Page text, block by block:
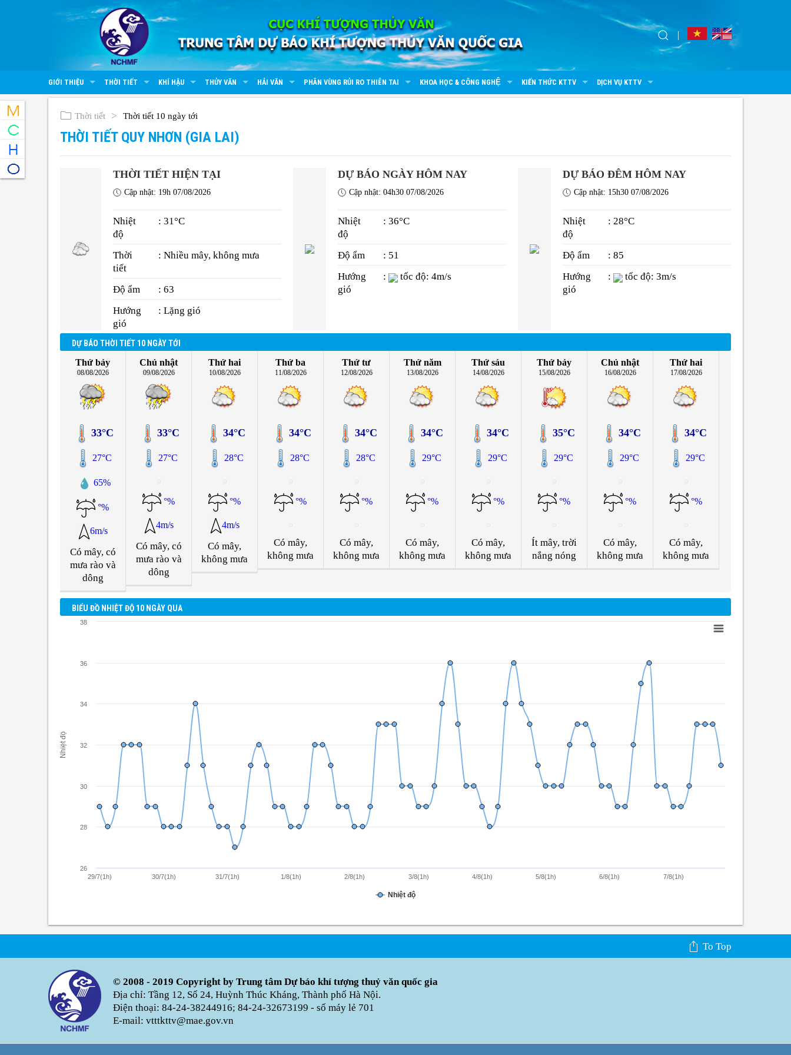
GIỚI THIỆU THỜI TIẾT KHÍ HẬU THỦY VĂN HẢI VĂN PHÂN VÙNG RỦI RO THIÊN TAI KHOA HỌC & CÔNG NGHỆ KIẾN THỨC KTTV DỊCH VỤ KTTV
Thời tiết Thời tiết 10 ngày tới
THỜI TIẾT QUY NHƠN (GIA LAI)
THỜI TIẾT HIỆN TẠI
Cập nhật: 19h 07/08/2026
Nhiệt
độ
: 31°C
Thời
tiết
: Nhiều mây, không mưa
Độ ẩm
: 63
Hướng
gió
: Lặng gió
DỰ BÁO NGÀY HÔM NAY
Cập nhật: 04h30 07/08/2026
Nhiệt
độ
: 36°C
Độ ẩm
: 51
Hướng
gió
: tốc độ: 4m/s
DỰ BÁO ĐÊM HÔM NAY
Cập nhật: 15h30 07/08/2026
Nhiệt
độ
: 28°C
Độ ẩm
: 85
Hướng
gió
: tốc độ: 3m/s
DỰ BÁO THỜI TIẾT 10 NGÀY TỚI
Thứ bảy
08/08/2026
33°C
27°C
65%
°%
6m/s
Có mây, có
mưa rào và
dông
Chủ nhật
09/08/2026
33°C
27°C
°%
4m/s
Có mây, có
mưa rào và
dông
Thứ hai
10/08/2026
34°C
28°C
°%
4m/s
Có mây,
không mưa
Thứ ba
11/08/2026
34°C
28°C
°%
Có mây,
không mưa
Thứ tư
12/08/2026
34°C
28°C
°%
Có mây,
không mưa
Thứ năm
13/08/2026
34°C
29°C
°%
Có mây,
không mưa
Thứ sáu
14/08/2026
34°C
29°C
°%
Có mây,
không mưa
Thứ bảy
15/08/2026
35°C
29°C
°%
Ít mây, trời
nắng nóng
Chủ nhật
16/08/2026
34°C
29°C
°%
Có mây,
không mưa
Thứ hai
17/08/2026
34°C
29°C
°%
Có mây,
không mưa
BIỂU ĐỒ NHIỆT ĐỘ 10 NGÀY QUA
Nhiệt độ
Nhiệt độ
29/7(1h) 30/7(1h) 31/7(1h) 1/8(1h) 2/8(1h) 3/8(1h) 4/8(1h) 5/8(1h) 6/8(1h) 7/8(1h)
26
28
30
32
34
36
38
To Top
© 2008 - 2019 Copyright by Trung tâm Dự báo khí tượng thuỷ văn quốc gia
Địa chỉ: Tầng 12, Số 24, Huỳnh Thúc Kháng, Thành phố Hà Nội.
Điện thoại: 84-24-38244916; 84-24-32673199 - số máy lẻ 701
E-mail: vtttkttv@mae.gov.vn